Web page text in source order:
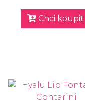
Chci koupit